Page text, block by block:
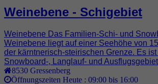
Weinebene - Schigebiet
Weinebene Das Familien-Schi- und
Weinebene liegt auf einer Seehöhe von
der kärntnerisch-steirischen Grenze. Es
Snowboard-, Langlauf- und
8530 Gressenberg
Öffnungszeiten Heute : 09:00 bis 16:00